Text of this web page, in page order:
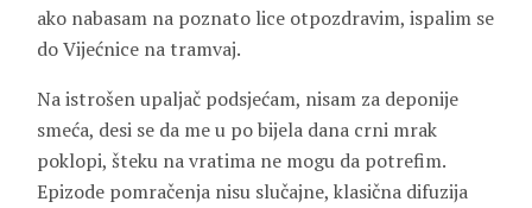
ako nabasam na poznato lice otpozdravim, ispalim se
do Vijećnice na tramvaj.
Na istrošen upaljač podsjećam, nisam za deponije
smeća, desi se da me u po bijela dana crni mrak
poklopi, šteku na vratima ne mogu da potrefim.
Epizode pomračenja nisu slučajne, klasična difuzija